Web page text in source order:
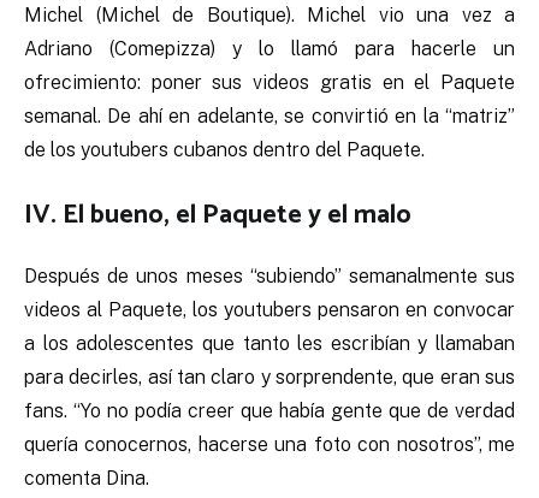
Michel (Michel de Boutique). Michel vio una vez a
Adriano (Comepizza) y lo llamó para hacerle un
ofrecimiento: poner sus videos gratis en el Paquete
semanal. De ahí en adelante, se convirtió en la “matriz”
de los youtubers cubanos dentro del Paquete.
IV. El bueno, el Paquete y el malo
Después de unos meses “subiendo” semanalmente sus
videos al Paquete, los youtubers pensaron en convocar
a los adolescentes que tanto les escribían y llamaban
para decirles, así tan claro y sorprendente, que eran sus
fans. “Yo no podía creer que había gente que de verdad
quería conocernos, hacerse una foto con nosotros”, me
comenta Dina.